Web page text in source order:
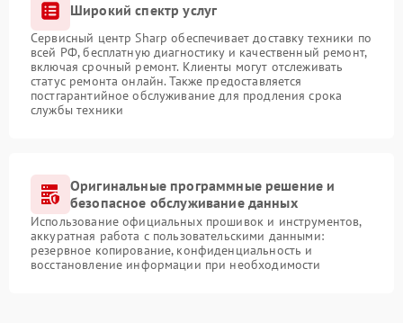
Широкий спектр услуг
Сервисный центр Sharp обеспечивает доставку техники по
всей РФ, бесплатную диагностику и качественный ремонт,
включая срочный ремонт. Клиенты могут отслеживать
статус ремонта онлайн. Также предоставляется
постгарантийное обслуживание для продления срока
службы техники
Оригинальные программные решение и
безопасное обслуживание данных
Использование официальных прошивок и инструментов,
аккуратная работа с пользовательскими данными:
резервное копирование, конфиденциальность и
восстановление информации при необходимости